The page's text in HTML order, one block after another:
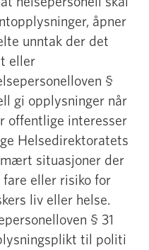
åpner
unntak der det
eller
§
gi opplysninger når
offentlige interesser
Helsedirektoratets
situasjoner der
eller risiko for
liv eller helse.
§ 31
til politi